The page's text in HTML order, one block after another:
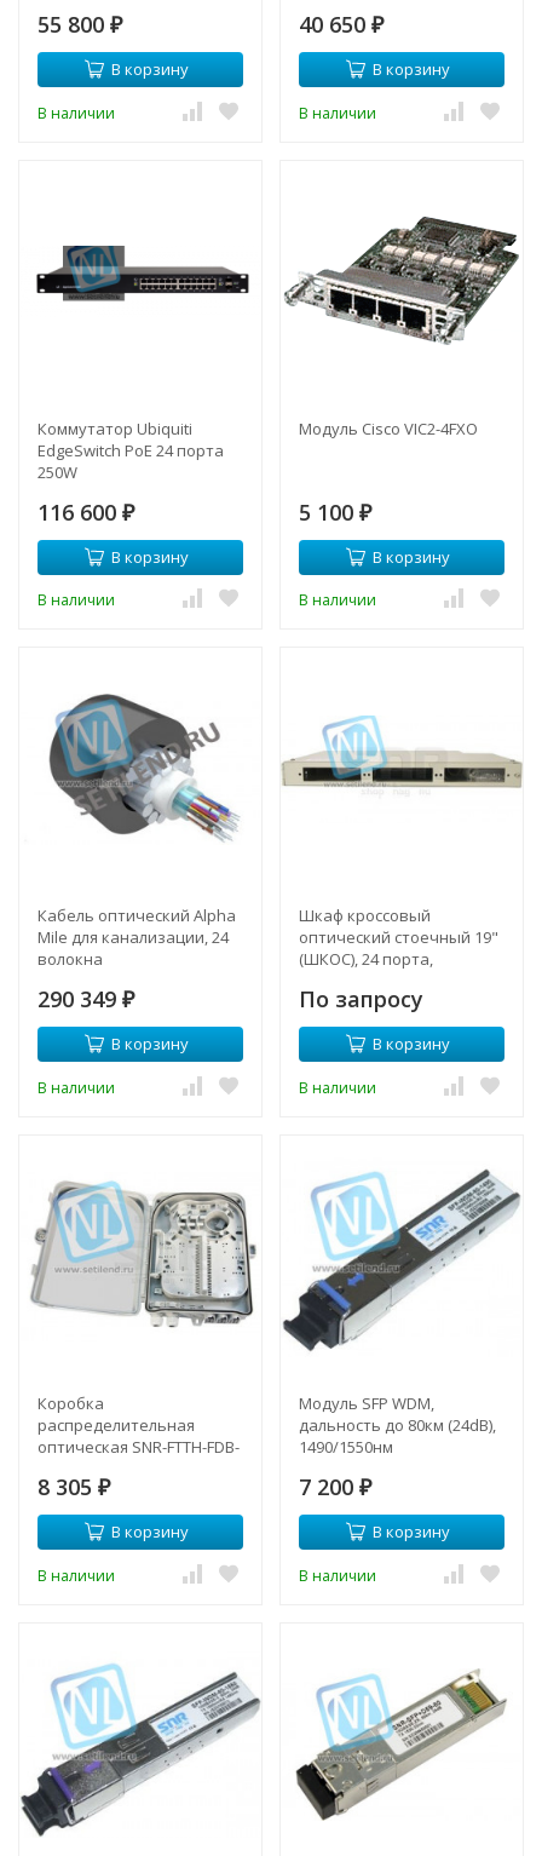
55 800 ₽
В корзину
В наличии
40 650 ₽
В корзину
В наличии
Коммутатор Ubiquiti
EdgeSwitch PoE 24 порта
250W
116 600 ₽
В корзину
В наличии
Модуль Cisco VIC2-4FXO
5 100 ₽
В корзину
В наличии
Кабель оптический Alpha
Mile для канализации, 24
волокна
290 349 ₽
В корзину
В наличии
Шкаф кроссовый
оптический стоечный 19"
(ШКОС), 24 порта,
По запросу
В корзину
В наличии
Коробка
распределительная
оптическая SNR-FTTH-FDB-
8 305 ₽
В корзину
В наличии
Модуль SFP WDM,
дальность до 80км (24dB),
1490/1550нм
7 200 ₽
В корзину
В наличии